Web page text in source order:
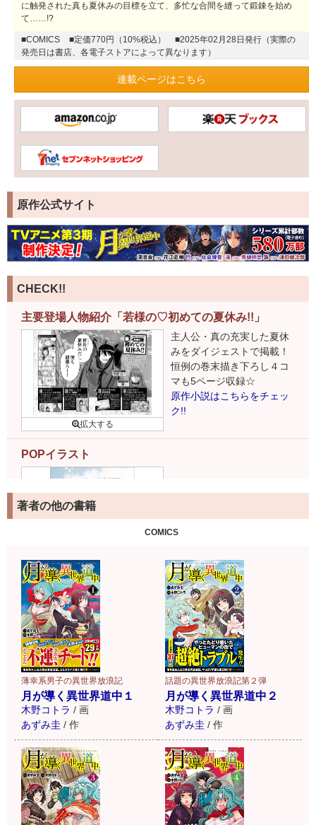
に触発された真も夏休みの目標を立て、多忙な合間を縫って鍛錬を始め
て……!?
■COMICS ■定価770円（10%税込）
■2025年02月28日発行（実際の
発売日は書店、各電子ストアによって異なります）
連載ページはこちら
原作公式サイト
CHECK!!
主要登場人物紹介「若様の♡初めての夏休み!!」
主人公・真の充実した夏休
みをダイジェストで掲載！
恒例の巻末描き下ろし４コ
マも5ページ収録☆
原作小説はこちらをチェッ
ク!!
POPイラスト
著者の他の書籍
COMICS
薄幸系男子の異世界放浪記
月が導く異世界道中１
木野コトラ / 画
あずみ圭 / 作
話題の異世界放浪記第２弾
月が導く異世界道中２
木野コトラ / 画
あずみ圭 / 作